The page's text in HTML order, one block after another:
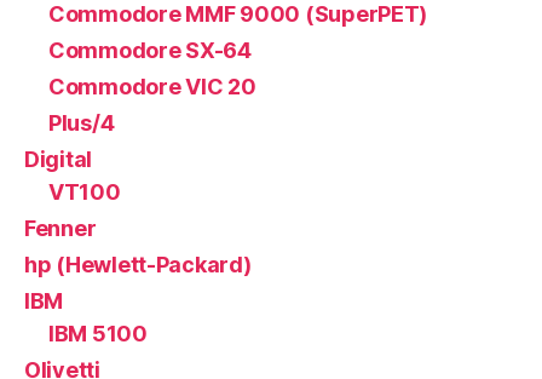
Commodore MMF 9000 (SuperPET)
Commodore SX-64
Commodore VIC 20
Plus/4
Digital
VT100
Fenner
hp (Hewlett-Packard)
IBM
IBM 5100
Olivetti